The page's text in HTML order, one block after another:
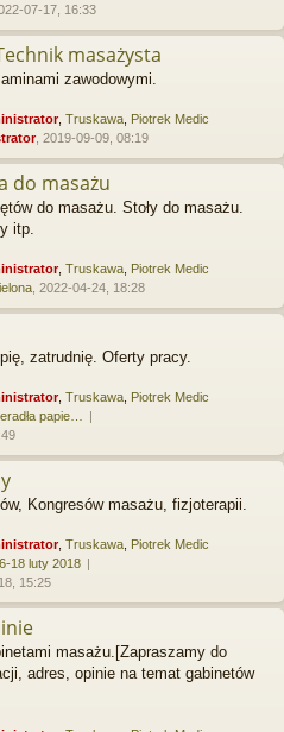
07-17, 16:33
masażysta
zawodowymi.
, Truskawa Piotrek Medic
, 2019-09-09, 08:19
do masażu
do masażu. Stoły do masażu.
itp.
, Truskawa Piotrek Medic
, 2022-04-24, 18:28
zatrudnię. Oferty pracy.
, Truskawa Piotrek Medic
papie…
Kongresów masażu, fizjoterapii.
, Truskawa Piotrek Medic
18 luty 2018
15:25
masażu.[Zapraszamy do
adres, opinie na temat gabinetów